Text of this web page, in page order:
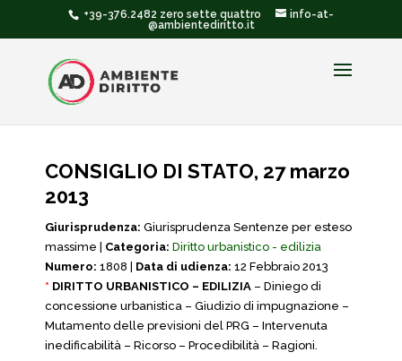
+39-376.2482 zero sette quattro
info-at-
@ambientediritto.it
CONSIGLIO DI STATO, 27 marzo
2013
Giurisprudenza: Giurisprudenza Sentenze per esteso
massime | Categoria: Diritto urbanistico - edilizia
Numero: 1808 | Data di udienza: 12 Febbraio 2013
* DIRITTO URBANISTICO – EDILIZIA – Diniego di
concessione urbanistica – Giudizio di impugnazione –
Mutamento delle previsioni del PRG – Intervenuta
inedificabilità – Ricorso – Procedibilità – Ragioni.